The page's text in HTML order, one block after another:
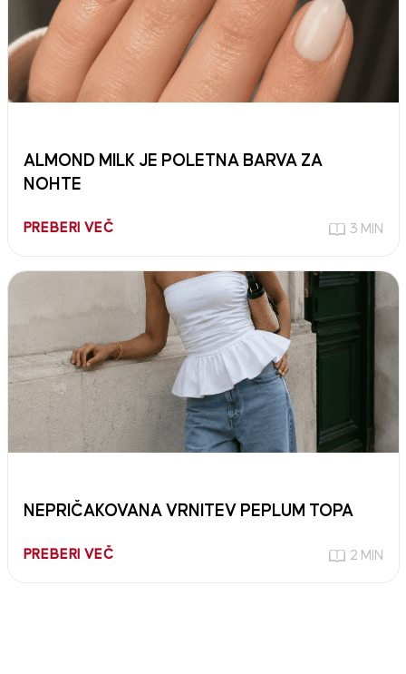
ALMOND MILK JE POLETNA BARVA ZA
NOHTE
PREBERI VEČ 3 MIN
NEPRIČAKOVANA VRNITEV PEPLUM TOPA
PREBERI VEČ 2 MIN